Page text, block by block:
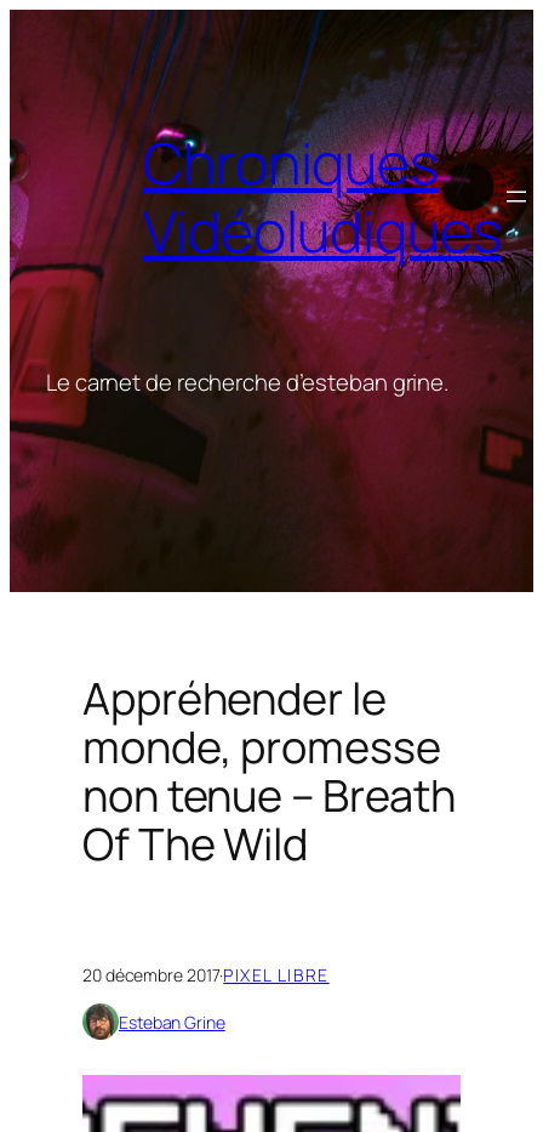
Chroniques
Vidéoludiques
Le carnet de recherche d’esteban grine.
Appréhender le
monde, promesse
non tenue – Breath
Of The Wild
20 décembre 2017·PIXEL LIBRE
Esteban Grine